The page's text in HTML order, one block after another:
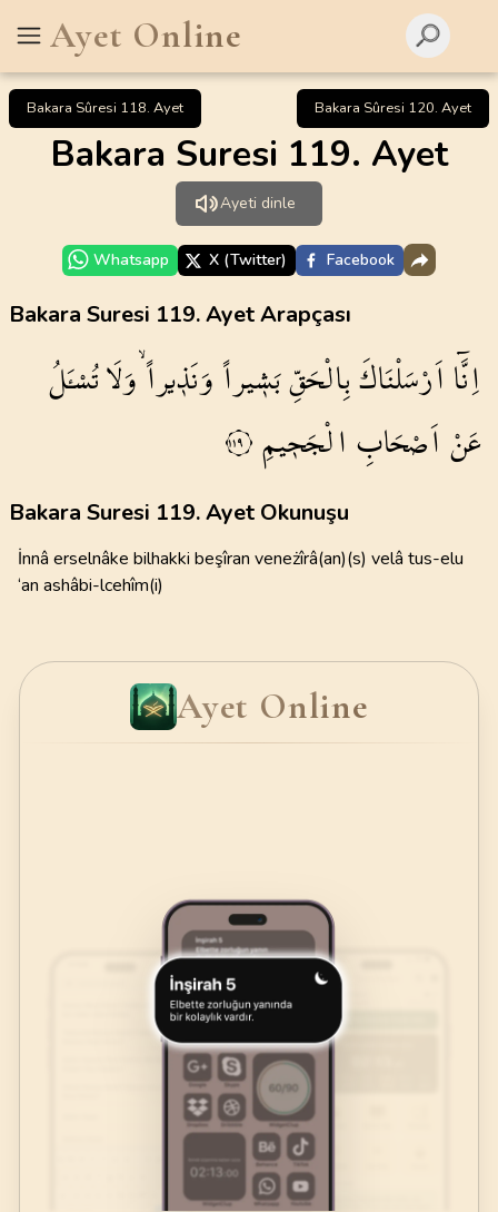
Ayet Online
Bakara Sûresi 118. Ayet Bakara Sûresi 120. Ayet
Bakara Suresi 119. Ayet
Ayeti dinle
Whatsapp X (Twitter) Facebook
Bakara Suresi 119. Ayet Arapçası
اِنَّٓااَرْسَلْنَاكَبِالْحَقِّبَش۪يراًوَنَذ۪يراًۙوَلَاتُسْـَٔلُ
عَنْاَصْحَابِالْجَح۪يمِ ١١٩
Bakara Suresi 119. Ayet Okunuşu
İnnâ erselnâke bilhakki beşîran veneżîrâ(an)(s) velâ tus-elu
‘an ashâbi-lcehîm(i)
Ayet Online